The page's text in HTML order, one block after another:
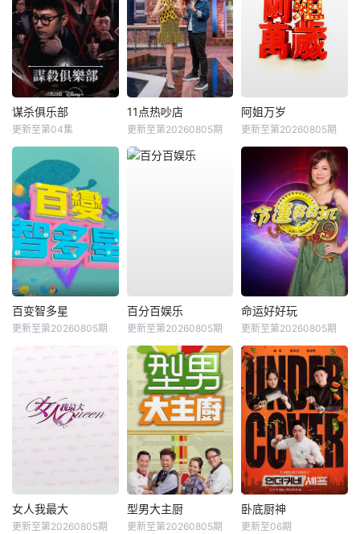
谋杀俱乐部
更新至第04集
11点热吵店
更新至第20260805期
阿姐万岁
更新至第20260805期
百变智多星
更新至第20260805期
百分百娱乐
更新至第20260805期
命运好好玩
更新至第20260805期
女人我最大
更新至第20260805期
型男大主厨
更新至第20260805期
卧底厨神
更新至06期